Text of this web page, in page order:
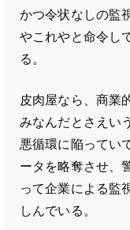
かつ令状なしの監
やこれやと命令し
る。
皮肉屋なら、商業
みなんだとさえい
悪循環に陥ってい
ータを略奪させ、
って企業による監
しんでいる。